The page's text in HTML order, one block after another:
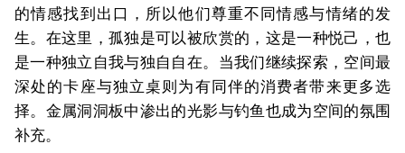
的情感找到出口，所以他们尊重不同情感与情绪的发
生。在这里，孤独是可以被欣赏的，这是一种悦己，也
是一种独立自我与独自自在。 当我们继续探索，空间最
深处的卡座与独立桌则为有同伴的消费者带来更多选
择。 金属洞洞板中渗出的光影与钓鱼也成为空间的氛围
补充。